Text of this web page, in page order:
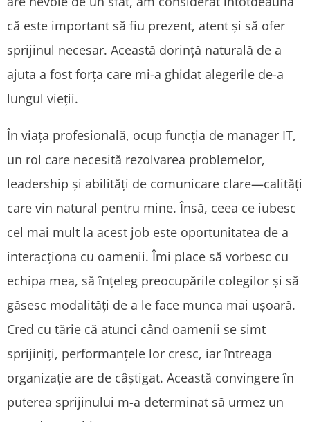
că este important să fiu prezent, atent și să ofer
sprijinul necesar. Această dorință naturală de a
ajuta a fost forța care mi-a ghidat alegerile de-a
lungul vieții.
În viața profesională, ocup funcția de manager IT,
un rol care necesită rezolvarea problemelor,
leadership și abilități de comunicare clare—calități
care vin natural pentru mine. Însă, ceea ce iubesc
cel mai mult la acest job este oportunitatea de a
interacționa cu oamenii. Îmi place să vorbesc cu
echipa mea, să înțeleg preocupările colegilor și să
găsesc modalități de a le face munca mai ușoară.
Cred cu tărie că atunci când oamenii se simt
sprijiniți, performanțele lor cresc, iar întreaga
organizație are de câștigat. Această convingere în
puterea sprijinului m-a determinat să urmez un